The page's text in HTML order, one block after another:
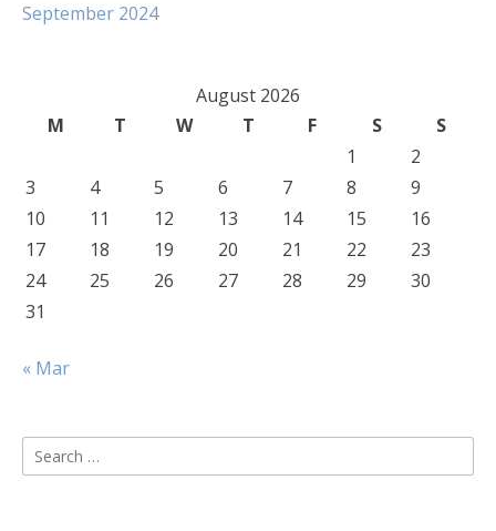
September 2024
August 2026
M
T W T F S
S
1
2
3
4 5 6 7 8
9
10
11 12 13 14 15
16
17
18 19 20 21 22
23
24
25 26 27 28 29
30
31
« Mar
Search
for: